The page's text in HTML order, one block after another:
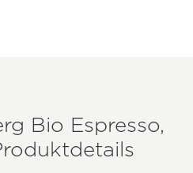
Bio Espresso,